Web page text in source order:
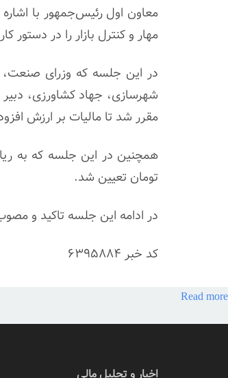
معاون اول رئیس‌جمهور با
مهار و کنترل بازار را در دستور
در این جلسه که وزرای صنعت،
شهرسازی، جهاد کشاورزی،
مقرر شد تا مالیات بر ارزش
تومان تعیین شد.
در ادامه این جلسه تاکید و
کد خبر 6395884
Read more
اخبار و تحلیل مالی